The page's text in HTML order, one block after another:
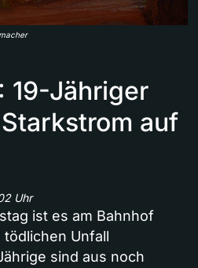
19-Jähriger
auf
Uhr
ist es am Bahnhof
tödlichen Unfall
sind aus noch